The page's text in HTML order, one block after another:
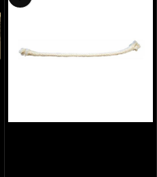
Op voorraad
€169.99